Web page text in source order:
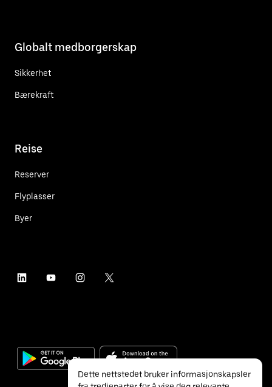
Globalt medborgerskap
Sikkerhet
Bærekraft
Reise
Reserver
Flyplasser
Byer
Dette nettstedet bruker informasjonskapsler